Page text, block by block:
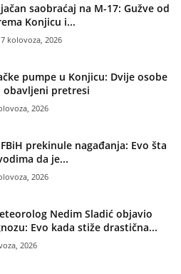
saobraćaj na M-17: Gužve od
Konjicu i...
7 kolovoza, 2026
pumpe u Konjicu: Dvije osobe
obavljeni pretresi
2026
prekinule nagađanja: Evo šta
da je...
2026
Nedim Sladić objavio
Evo kada stiže drastična...
2026